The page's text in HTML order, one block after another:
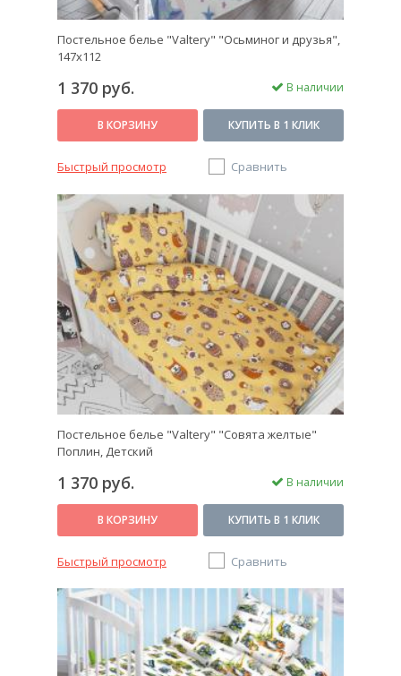
Постельное белье "Valtery" "Осьминог и друзья",
147х112
1 370 руб. В наличии
В КОРЗИНУ КУПИТЬ В 1 КЛИК
Быстрый просмотр Сравнить
Постельное белье "Valtery" "Совята желтые"
Поплин, Детский
1 370 руб. В наличии
В КОРЗИНУ КУПИТЬ В 1 КЛИК
Быстрый просмотр Сравнить